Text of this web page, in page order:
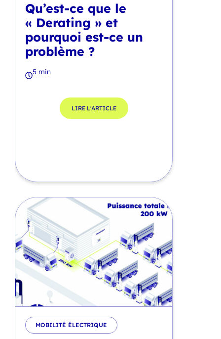
Qu’est-ce que le
« Derating » et
pourquoi est-ce un
problème ?
5 min
LIRE L'ARTICLE
MOBILITÉ ÉLECTRIQUE